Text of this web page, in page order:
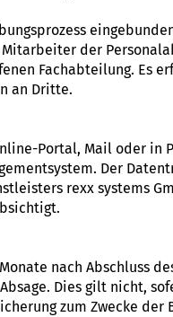
Mitarbeiter der
Fachabteilung. Es
an Dritte.
Portal, Mail oder in
Der
rexx systems
nach Abschluss
Dies gilt nicht,
zum Zwecke der